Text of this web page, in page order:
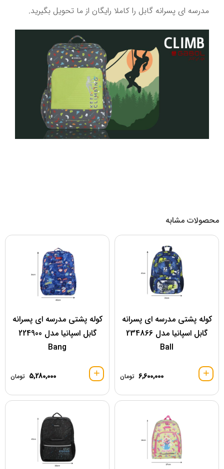
مدرسه ای پسرانه گابل را کاملا رایگان از ما تحویل بگیرید.
محصولات مشابه
کوله پشتی مدرسه ای پسرانه
گابل اسپانیا مدل 234866
Ball
6,600,000 تومان
کوله پشتی مدرسه ای پسرانه
گابل اسپانیا مدل 224900
Bang
5,280,000 تومان